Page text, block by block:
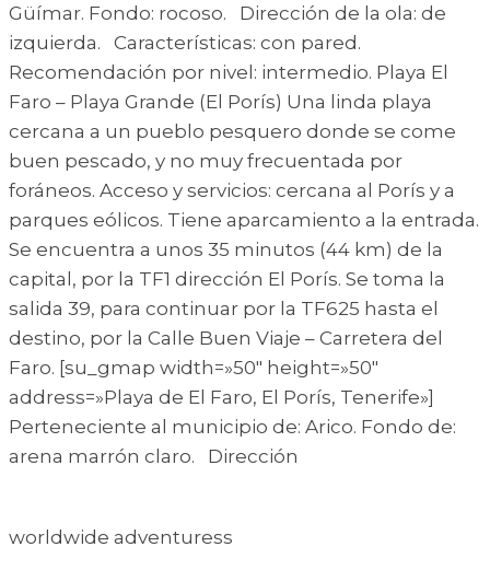
Güímar. Fondo: rocoso. Dirección de la ola: de
izquierda. Características: con pared.
Recomendación por nivel: intermedio. Playa El
Faro – Playa Grande (El Porís) Una linda playa
cercana a un pueblo pesquero donde se come
buen pescado, y no muy frecuentada por
foráneos. Acceso y servicios: cercana al Porís y a
parques eólicos. Tiene aparcamiento a la entrada.
Se encuentra a unos 35 minutos (44 km) de la
capital, por la TF1 dirección El Porís. Se toma la
salida 39, para continuar por la TF625 hasta el
destino, por la Calle Buen Viaje – Carretera del
Faro. [su_gmap width=»50″ height=»50″
address=»Playa de El Faro, El Porís, Tenerife»]
Perteneciente al municipio de: Arico. Fondo de:
arena marrón claro. Dirección
worldwide adventuress